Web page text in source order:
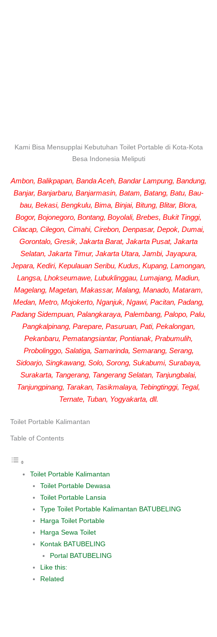
Kami Bisa Mensupplai Kebutuhan Toilet Portable di Kota-Kota
Besa Indonesia Meliputi
Ambon, Balikpapan, Banda Aceh, Bandar Lampung, Bandung,
Banjar, Banjarbaru, Banjarmasin, Batam, Batang, Batu, Bau-
bau, Bekasi, Bengkulu, Bima, Binjai, Bitung, Blitar, Blora,
Bogor, Bojonegoro, Bontang, Boyolali, Brebes, Bukit Tinggi,
Cilacap, Cilegon, Cimahi, Cirebon, Denpasar, Depok, Dumai,
Gorontalo, Gresik, Jakarta Barat, Jakarta Pusat, Jakarta
Selatan, Jakarta Timur, Jakarta Utara, Jambi, Jayapura,
Jepara, Kediri, Kepulauan Seribu, Kudus, Kupang, Lamongan,
Langsa, Lhokseumawe, Lubuklinggau, Lumajang, Madiun,
Magelang, Magetan, Makassar, Malang, Manado, Mataram,
Medan, Metro, Mojokerto, Nganjuk, Ngawi, Pacitan, Padang,
Padang Sidempuan, Palangkaraya, Palembang, Palopo, Palu,
Pangkalpinang, Parepare, Pasuruan, Pati, Pekalongan,
Pekanbaru, Pematangsiantar, Pontianak, Prabumulih,
Probolinggo, Salatiga, Samarinda, Semarang, Serang,
Sidoarjo, Singkawang, Solo, Sorong, Sukabumi, Surabaya,
Surakarta, Tangerang, Tangerang Selatan, Tanjungbalai,
Tanjungpinang, Tarakan, Tasikmalaya, Tebingtinggi, Tegal,
Ternate, Tuban, Yogyakarta, dll.
Toilet Portable Kalimantan
Table of Contents
Toilet Portable Kalimantan
Toilet Portable Dewasa
Toilet Portable Lansia
Type Toilet Portable Kalimantan BATUBELING
Harga Toilet Portable
Harga Sewa Toilet
Kontak BATUBELING
Portal BATUBELING
Like this:
Related